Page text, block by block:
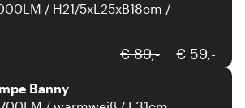
/ H21/5xL25xB18cm /
€ 89,- € 59,-
Fabas Luce
Banny